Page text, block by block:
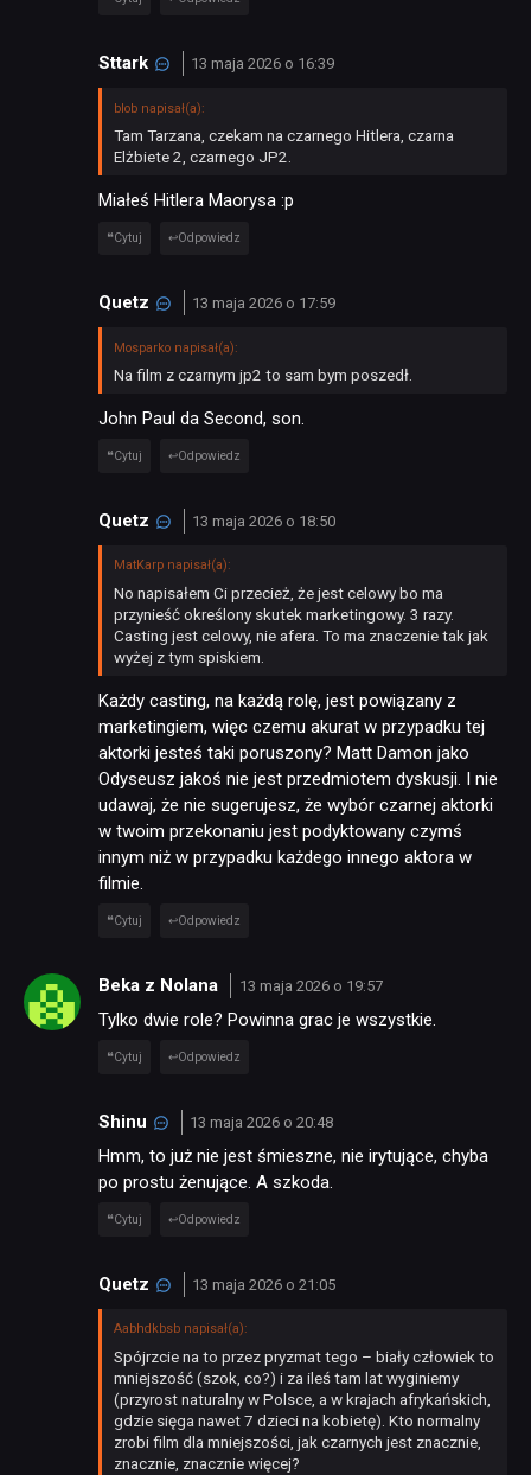
Sttark 13 maja 2026 o 16:39
blob napisał(a):
Tam Tarzana, czekam na czarnego Hitlera, czarna
Elżbiete 2, czarnego JP2.
Miałeś Hitlera Maorysa :p
Cytuj Odpowiedz
Quetz 13 maja 2026 o 17:59
Mosparko napisał(a):
Na film z czarnym jp2 to sam bym poszedł.
John Paul da Second, son.
Cytuj Odpowiedz
Quetz 13 maja 2026 o 18:50
MatKarp napisał(a):
No napisałem Ci przecież, że jest celowy bo ma
przynieść określony skutek marketingowy. 3 razy.
Casting jest celowy, nie afera. To ma znaczenie tak jak
wyżej z tym spiskiem.
Każdy casting, na każdą rolę, jest powiązany z
marketingiem, więc czemu akurat w przypadku tej
aktorki jesteś taki poruszony? Matt Damon jako
Odyseusz jakoś nie jest przedmiotem dyskusji. I nie
udawaj, że nie sugerujesz, że wybór czarnej aktorki
w twoim przekonaniu jest podyktowany czymś
innym niż w przypadku każdego innego aktora w
filmie.
Cytuj Odpowiedz
Beka z Nolana 13 maja 2026 o 19:57
Tylko dwie role? Powinna grac je wszystkie.
Cytuj Odpowiedz
Shinu 13 maja 2026 o 20:48
Hmm, to już nie jest śmieszne, nie irytujące, chyba
po prostu żenujące. A szkoda.
Cytuj Odpowiedz
Quetz 13 maja 2026 o 21:05
Aabhdkbsb napisał(a):
Spójrzcie na to przez pryzmat tego – biały człowiek to
mniejszość (szok, co?) i za ileś tam lat wyginiemy
(przyrost naturalny w Polsce, a w krajach afrykańskich,
gdzie sięga nawet 7 dzieci na kobietę). Kto normalny
zrobi film dla mniejszości, jak czarnych jest znacznie,
znacznie, znacznie więcej?